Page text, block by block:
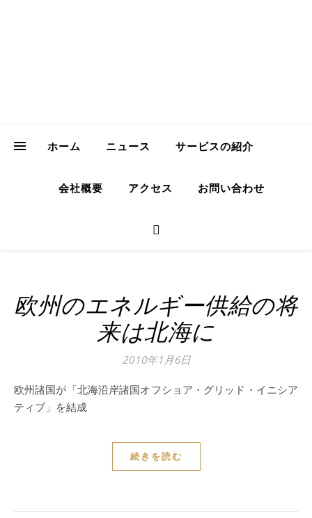
ホーム ニュース サービスの紹介
会社概要 アクセス お問い合わせ
欧州のエネルギー供給の将
来は北海に
2010年1月6日
欧州諸国が「北海沿岸諸国オフショア・グリッド・イニシア
ティブ」を結成
続きを読む